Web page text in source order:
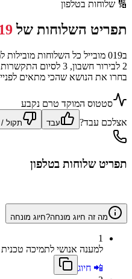
🔢 שלוחות בטלפון
תפריט השלוחות של 019
בחרו את הנושא שהכי מתאים
סטטוס המוקד טרם נקבע
אצלכם עבד?
עבד תקול
תפריט שלוחות בטלפון
מה זה חיוג מונחה?חיוג מונחה
1
למענה אנושי לתמיכה טכנית
📲 חיוג